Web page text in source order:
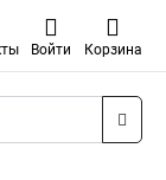
Войти Корзина